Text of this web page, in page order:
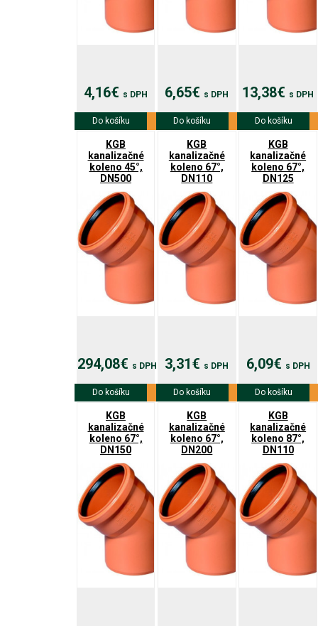
4,16€ s DPH
Viac info
Do košíku
6,65€ s DPH
Viac info
Do košíku
13,38€ s DPH
Viac info
Do košíku
KGB
kanalizačné
koleno 45°,
DN500
294,08€ s DPH
Viac info
Do košíku
KGB
kanalizačné
koleno 67°,
DN110
3,31€ s DPH
Viac info
Do košíku
KGB
kanalizačné
koleno 67°,
DN125
6,09€ s DPH
Viac info
Do košíku
KGB
kanalizačné
koleno 67°,
DN150
KGB
kanalizačné
koleno 67°,
DN200
KGB
kanalizačné
koleno 87°,
DN110